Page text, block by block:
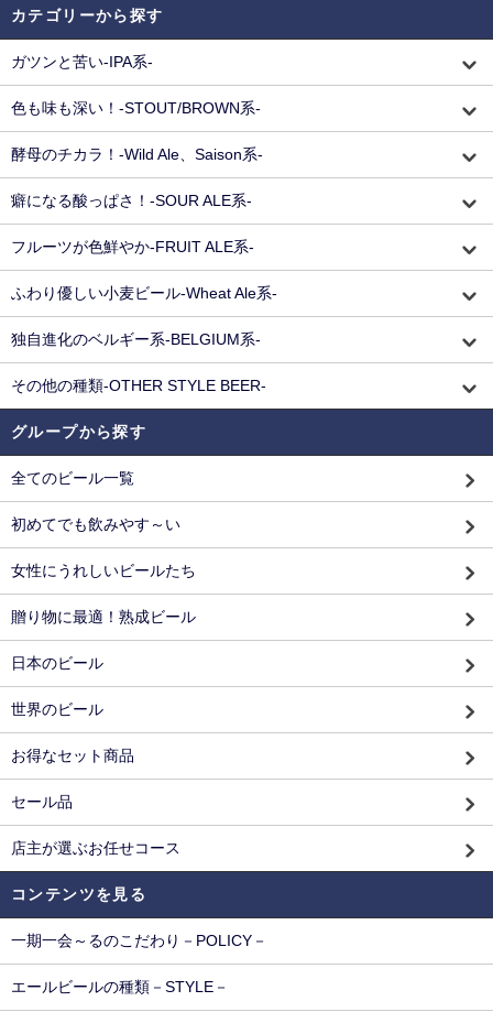
カテゴリーから探す
ガツンと苦い-IPA系-
色も味も深い！-STOUT/BROWN系-
酵母のチカラ！-Wild Ale、Saison系-
癖になる酸っぱさ！-SOUR ALE系-
フルーツが色鮮やか-FRUIT ALE系-
ふわり優しい小麦ビール-Wheat Ale系-
独自進化のベルギー系-BELGIUM系-
その他の種類-OTHER STYLE BEER-
グループから探す
全てのビール一覧
初めてでも飲みやす～い
女性にうれしいビールたち
贈り物に最適！熟成ビール
日本のビール
世界のビール
お得なセット商品
セール品
店主が選ぶお任せコース
コンテンツを見る
一期一会～るのこだわり－POLICY－
エールビールの種類－STYLE－